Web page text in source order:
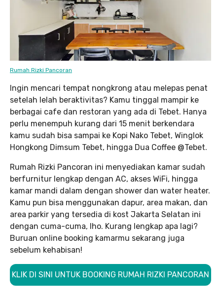
Rumah Rizki Pancoran
Ingin mencari tempat nongkrong atau melepas penat
setelah lelah beraktivitas? Kamu tinggal mampir ke
berbagai cafe dan restoran yang ada di Tebet. Hanya
perlu menempuh kurang dari 15 menit berkendara
kamu sudah bisa sampai ke Kopi Nako Tebet, Winglok
Hongkong Dimsum Tebet, hingga Dua Coffee @Tebet.
Rumah Rizki Pancoran ini menyediakan kamar sudah
berfurnitur lengkap dengan AC, akses WiFi, hingga
kamar mandi dalam dengan shower dan water heater.
Kamu pun bisa menggunakan dapur, area makan, dan
area parkir yang tersedia di kost Jakarta Selatan ini
dengan cuma-cuma, lho. Kurang lengkap apa lagi?
Buruan online booking kamarmu sekarang juga
sebelum kehabisan!
KLIK DI SINI UNTUK BOOKING RUMAH RIZKI PANCORAN